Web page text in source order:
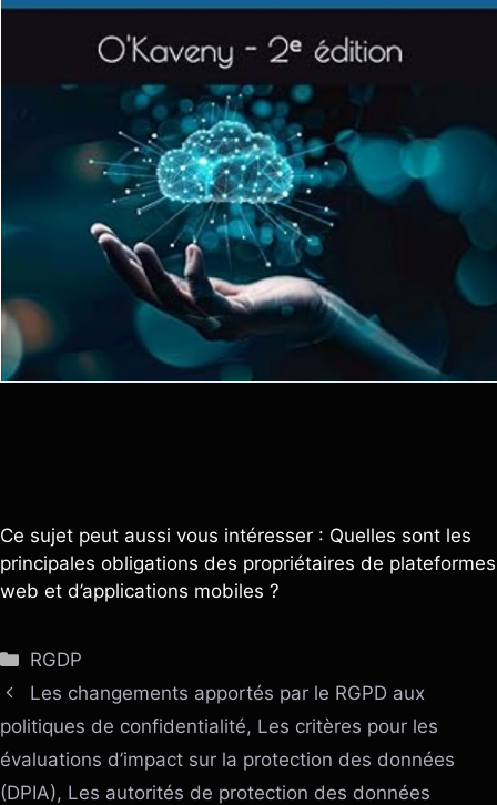
Ce sujet peut aussi vous intéresser : Quelles sont les
principales obligations des propriétaires de plateformes
web et d’applications mobiles ?
Catégories
RGDP
Les changements apportés par le RGPD aux
politiques de confidentialité, Les critères pour les
évaluations d’impact sur la protection des données
(DPIA), Les autorités de protection des données